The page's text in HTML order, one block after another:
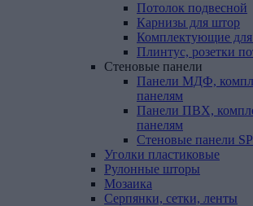
Потолок подвесной
Карнизы для штор
Комплектующие для
Плинтус, розетки
Стеновые панели
Панели МДФ,
панелям
Панели ПВХ,
панелям
Стеновые панели
Уголки пластиковые
Рулонные шторы
Мозаика
Серпянки, сетки, ленты